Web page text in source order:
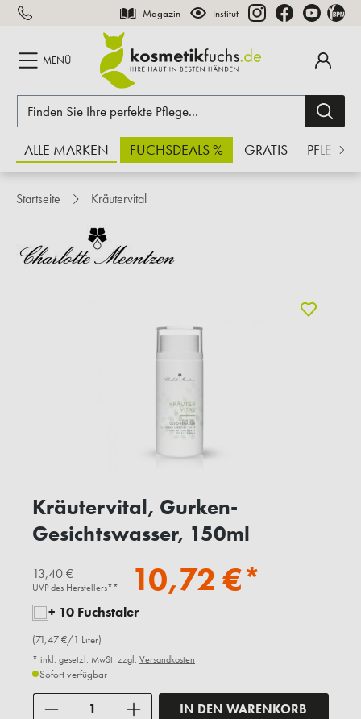
springen Magazin Institut
MENÜ
ALLE MARKEN FUCHSDEALS % GRATIS PFLEGE
Startseite Kräutervital
Kräutervital, Gurken-
Gesichtswasser, 150ml
13,40 €
UVP des Herstellers** 10,72 €*
+ 10 Fuchstaler
(71,47 €/1 Liter)
* inkl. gesetzl. MwSt. zzgl. Versandkosten
Sofort verfügbar
IN DEN WARENKORB